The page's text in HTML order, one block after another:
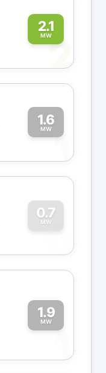
2.1
MW2
1.6
MW1
0.7
MW
0
1.9
MW
1